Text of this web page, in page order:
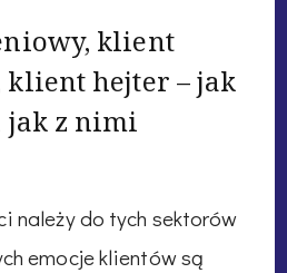
klient
hejter – jak
z nimi
należy do tych sektorów
emocje klientów są